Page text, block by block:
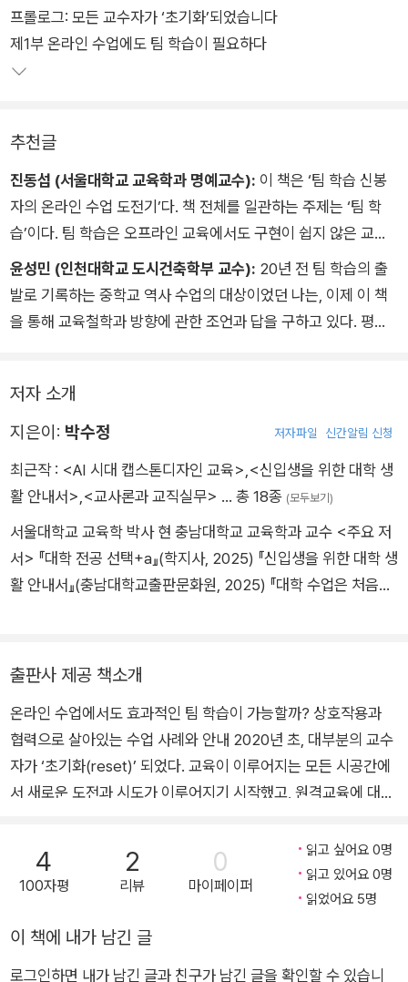
프롤로그: 모든 교수자가 ‘초기화’되었습니다
제1부 온라인 수업에도 팀 학습이 필요하다
추천글
진동섭 (서울대학교 교육학과 명예교수): 이 책은 ‘팀 학습 신봉
자의 온라인 수업 도전기’다. 책 전체를 일관하는 주제는 ‘팀 학
습’이다. 팀 학습은 오프라인 교육에서도 구현이 쉽지 않은 교수
법이다. 그런 팀 학습을 온라인 교육에서 실현하는 것은 대단한
도전이다. 그런데 기반이 없는 도전, 뿌리 없는 도전은 성공할 수
없다. 저자가 학부에서 전공한 역사의 소양이 대학원과 현재의 학
기회가 적었던 교육계 종사자에게도 쉽게 다가갈 것이다.
윤성민 (인천대학교 도시건축학부 교수): 20년 전 팀 학습의 출
발로 기록하는 중학교 역사 수업의 대상이었던 나는, 이제 이 책
을 통해 교육철학과 방향에 관한 조언과 답을 구하고 있다. 평소
사전학습과 소회의실 기능을 이용한 팀 학습은 온라인 수업의 한
계를 극복하는 해답이 될 수 있을 것이라 생각한다. 어쩌면, 지금
겠다는 생각이 든다. 팀 학습의 기본 전략과 온라인 교육환경의
이해를 통해 나를 포함한 대학의 교수자들이 학생들에게 더욱 효
과적인 교육을 제공할 수 있기를 기대한다.
저자 소개
지은이: 박수정 저자파일 신간알림 신청
최근작 : <AI 시대 캡스톤디자인 교육>,<신입생을 위한 대학 생
활 안내서>,<교사론과 교직실무> … 총 18종 (모두보기)
서울대학교 교육학 박사 현 충남대학교 교육학과 교수 <주요 저
서> 『대학 전공 선택+a』(학지사, 2025) 『신입생을 위한 대학 생
활 안내서』(충남대학교출판문화원, 2025) 『대학 수업은 처음입
출판사 제공 책소개
온라인 수업에서도 효과적인 팀 학습이 가능할까? 상호작용과
협력으로 살아있는 수업 사례와 안내 2020년 초, 대부분의 교수
자가 ‘초기화(reset)’ 되었다. 교육이 이루어지는 모든 시공간에
서 새로운 도전과 시도가 이루어지기 시작했고, 원격교육에 대한
통행’일 수밖에 없는 동영상 강의 제작이 대부분을 차지했으나,
교수자와 학습자의 ‘상호작용’이 가능한 실시간 화상 강의 형태의
온라인 수업이 점차 보편화되었다. 원격교육에서 블렌디드 러닝
(blended learning)의 적응과 진화는 놀라울 정도로 빠르게 이
루어지고 있다. 그러나 아직까지는 온라인 수업에서 상호작용이
충분하게 그리고 효과적으로 이루어지고 있다고 말하기는 어렵
4
100자평
2
리뷰
0
마이페이퍼
읽고 싶어요 0명
읽고 있어요 0명
읽었어요 5명
이 책에 내가 남긴 글
로그인하면 내가 남긴 글과 친구가 남긴 글을 확인할 수 있습니